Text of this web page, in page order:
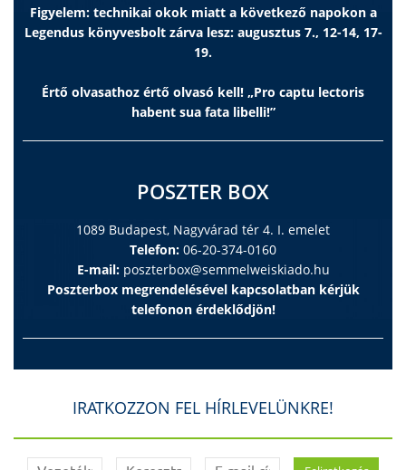
Figyelem: technikai okok miatt a következő napokon a
Legendus könyvesbolt zárva lesz: augusztus 7., 12-14, 17-
19.
Értő olvasathoz értő olvasó kell! „Pro captu lectoris
habent sua fata libelli!”
POSZTER BOX
1089 Budapest, Nagyvárad tér 4. I. emelet
Telefon: 06-20-374-0160
E-mail: poszterbox@semmelweiskiado.hu
Poszterbox megrendelésével kapcsolatban kérjük
telefonon érdeklődjön!
IRATKOZZON FEL HÍRLEVELÜNKRE!